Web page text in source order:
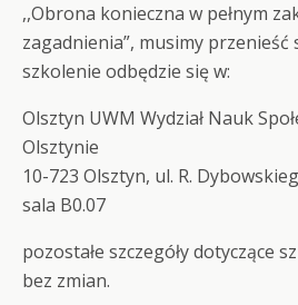
,,Obrona konieczna w pełnym
zagadnienia”, musimy przenieść
szkolenie odbędzie się w:
Olsztyn UWM Wydział Nauk
Olsztynie
10-723 Olsztyn, ul. R.
sala B0.07
pozostałe szczegóły dotyczące
bez zmian.